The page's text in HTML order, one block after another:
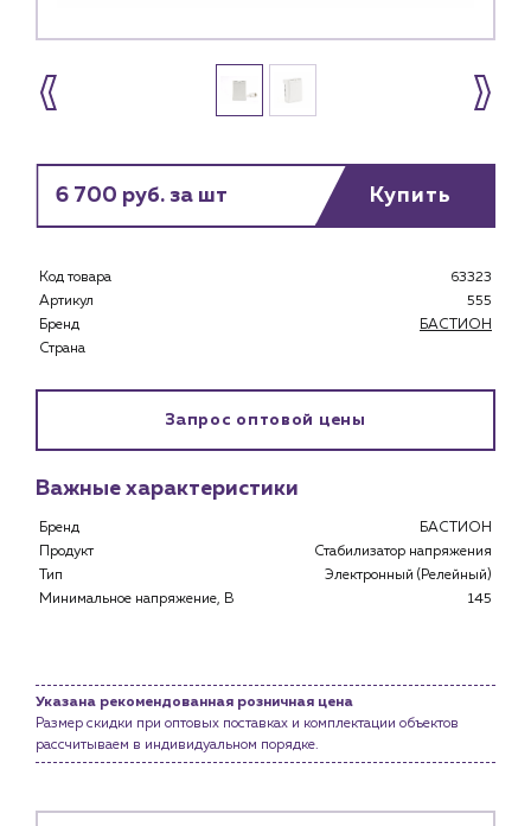
Монтажным бригадам
Предприятиям и юр.лицам
О компании
Водоснабжение и теплоснабжение
Портфолио
Новости
6 700 руб. за шт Купить
Код товара
63323
Артикул
555
Бренд
БАСТИОН
Страна
Запрос оптовой цены
Важные характеристики
Бренд
БАСТИОН
Продукт
Стабилизатор напряжения
Тип
Электронный (Релейный)
Минимальное напряжение, В
145
Указана рекомендованная розничная цена
Размер скидки при оптовых поставках и комплектации объектов
рассчитываем в индивидуальном порядке.